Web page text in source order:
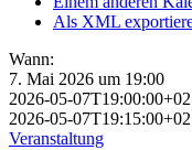
Als XML
Wann:
7. Mai 2026 um 19:00
2026-05-
2026-05-
Veranstaltung